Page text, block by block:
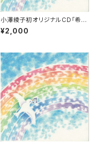
小澤綾子初オリジナルCD「希望
の虹」
¥2,000